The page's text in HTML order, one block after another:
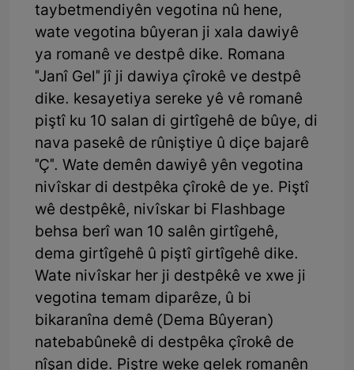
taybetmendiyên vegotina nû hene,
wate vegotina bûyeran ji xala dawiyê
ya romanê ve destpê dike. Romana
"Janî Gel" jî ji dawiya çîrokê ve destpê
dike. kesayetiya sereke yê vê romanê
piştî ku 10 salan di girtîgehê de bûye, di
nava pasekê de rûniştiye û diçe bajarê
"Ç". Wate demên dawiyê yên vegotina
nivîskar di destpêka çîrokê de ye. Piştî
wê destpêkê, nivîskar bi Flashbage
behsa berî wan 10 salên girtîgehê,
dema girtîgehê û piştî girtîgehê dike.
Wate nivîskar her ji destpêkê ve xwe ji
vegotina temam diparêze, û bi
bikaranîna demê (Dema Bûyeran)
natebabûnekê di destpêka çîrokê de
nîşan dide. Piştre weke gelek romanên